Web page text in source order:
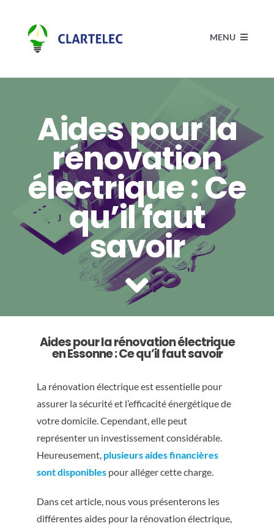
contenu
MENU
Électricité
Actualités
Réalisations
Contact
Aides pour la
rénovation
électrique : Ce
qu’il faut
savoir
Aides pour la rénovation électrique
en Essonne : Ce qu’il faut savoir
La rénovation électrique est essentielle pour
assurer la sécurité et l’efficacité énergétique de
votre domicile. Cependant, elle peut
représenter un investissement considérable.
Heureusement, plusieurs aides financières
sont disponiblespour alléger cette charge.
Dans cet article, nous vous présenterons les
différentes aides pour la rénovation électrique,